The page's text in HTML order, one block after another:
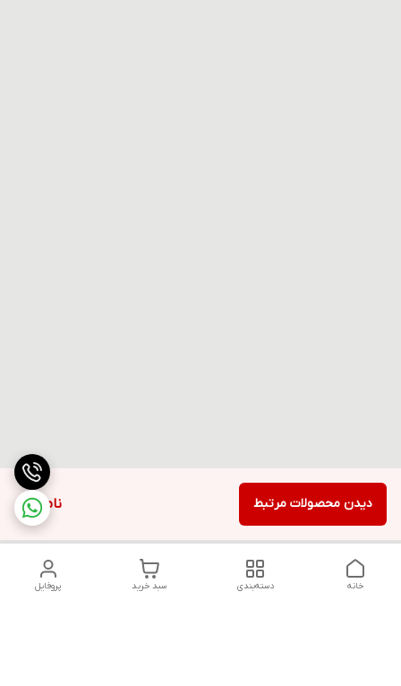
ناموجود دیدن محصولات مرتبط
پروفایل سبد خرید دسته‌بندی خانه